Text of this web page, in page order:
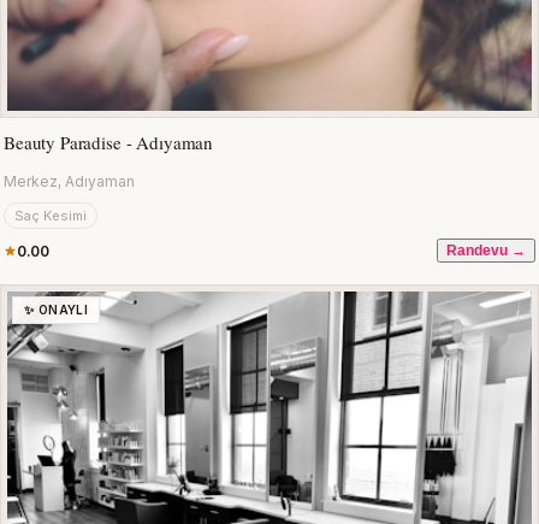
Beauty Paradise - Adıyaman
Merkez, Adıyaman
Saç Kesimi
0.00 Randevu →
✨ ONAYLI